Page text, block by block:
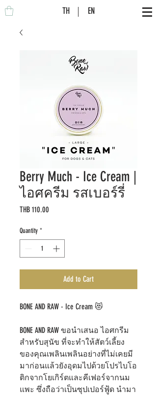
TH EN
Berry Much - Ice Cream |
ไอศครีม รสเบอร์รี่
THB 110.00
Quantity *
Add to Cart
BONE AND RAW - Ice Cream 😻
BONE AND RAW ขอนำเสนอ ไอศกรีม
สำหรับสุนัข ที่จะทำให้สัตว์เลี้ยง
ของคุณเพลินเพลินอย่างที่ไม่เคยมี
มาก่อนแล้วยังอุดมไปด้วยโปรไบโอ
ติกจากโยเกิร์ตและคีเฟอร์จากนม
แพะ ซึ่งถือว่าเป็นซุปเปอร์ฟู้ด นำมา